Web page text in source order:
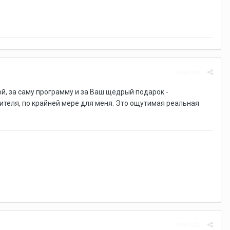
за саму программу и за Ваш щедрый подарок -
по крайней мере для меня. Это ощутимая реальная